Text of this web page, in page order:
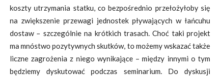
koszty utrzymania statku, co bezpośrednio przełożyłoby się
na zwiększenie przewagi jednostek pływających w łańcuhu
dostaw – szczególnie na krótkich trasach. Choć taki projekt
ma mnóstwo pozytywnych skutków, to możemy wskazać także
liczne zagrożenia z niego wynikające – między innymi o tym
będziemy dyskutować podczas seminarium. Do dyskusji